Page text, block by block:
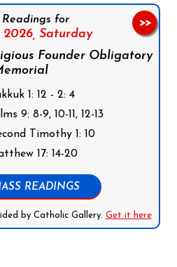
Readings for
Saturday
Founder Obligatory
1: 12 - 2: 4
9: 8-9, 10-11, 12-13
Timothy 1: 10
17: 14-20
READINGS
by Catholic Gallery. Get it here
>>